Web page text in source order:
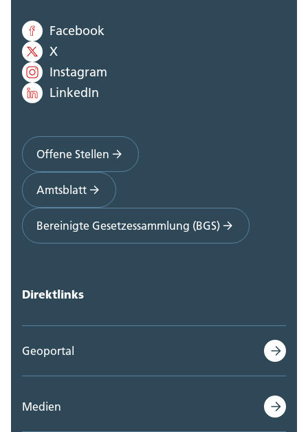
Facebook
X
Instagram
LinkedIn
Offene Stellen
Amtsblatt
Bereinigte Gesetzessammlung (BGS)
Direktlinks
Geoportal
Medien